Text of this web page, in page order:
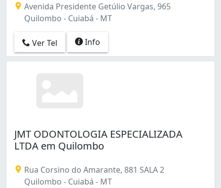
Avenida Presidente Getúlio Vargas, 965
Quilombo - Cuiabá - MT
Ver Tel Info
JMT ODONTOLOGIA ESPECIALIZADA
LTDA em Quilombo
Rua Corsino do Amarante, 881 SALA 2
Quilombo - Cuiabá - MT